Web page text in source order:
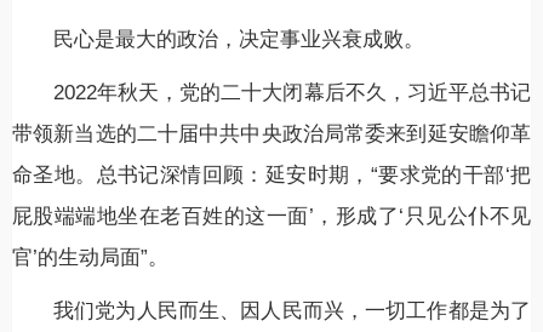
民心是最大的政治，决定事业兴衰成败。
2022年秋天，党的二十大闭幕后不久，习近平总书记
带领新当选的二十届中共中央政治局常委来到延安瞻仰革
命圣地。总书记深情回顾：延安时期，“要求党的干部‘把
屁股端端地坐在老百姓的这一面’，形成了‘只见公仆不见
官’的生动局面”。
我们党为人民而生、因人民而兴，一切工作都是为了